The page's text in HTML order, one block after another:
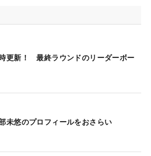
更新！ 最終ラウンドのリーダーボー
未悠のプロフィールをおさらい